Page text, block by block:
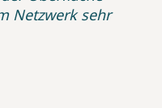
Netzwerk sehr
ist.